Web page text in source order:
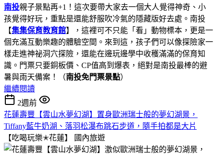
南投親子景點再+1！這次要帶大家去一個大人覺得神奇、小
孩覺得好玩，重點是還能舒服吹冷氣的隱藏版好去處。南投
【集集保育教育館】，這裡可不只能「看」動物標本，更是一
個充滿互動樂趣的體驗空間。來到這，孩子們可以像探險家一
樣走進神祕洞穴探險，還能在邊玩邊學中收穫滿滿的保育知
識。門票只要銅板價、CP值高到爆表，絕對是南投最棒的避
暑與雨天備案！（南投免門票景點）
繼續閱讀
2週前
花蓮壽豐【雲山水夢幻湖】置身歐洲瑞士般的夢幻湖景，
Tiffany藍牛奶湖、落羽松瀑布跳石步道，隨手拍都是大片
【吃喝玩樂✭花蓮】
國內旅遊